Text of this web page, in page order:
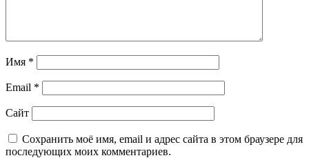
Имя *
Email *
Сайт
Сохранить моё имя, email и адрес сайта в этом браузере для
последующих моих комментариев.